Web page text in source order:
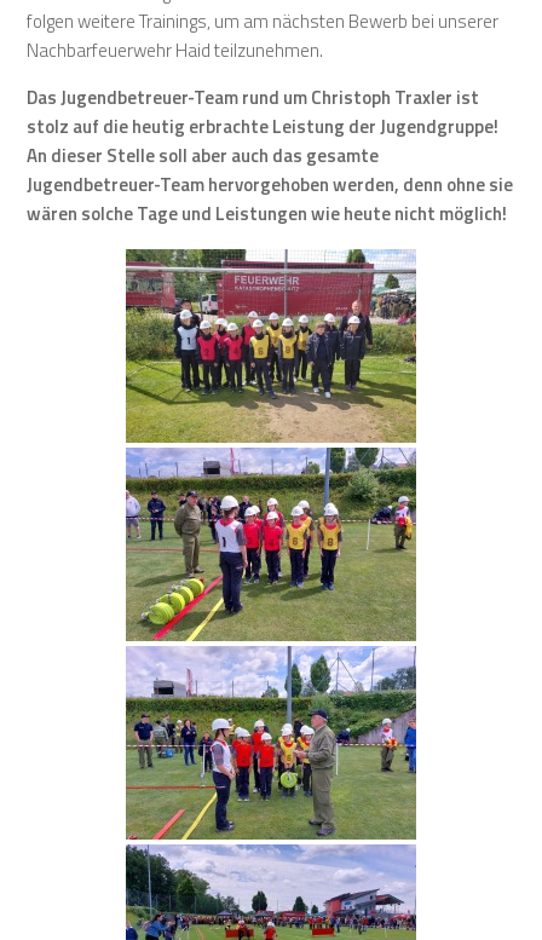
folgen weitere Trainings, um am nächsten Bewerb bei unserer
Nachbarfeuerwehr Haid teilzunehmen.
Das Jugendbetreuer-Team rund um Christoph Traxler ist
stolz auf die heutig erbrachte Leistung der Jugendgruppe!
An dieser Stelle soll aber auch das gesamte
Jugendbetreuer-Team hervorgehoben werden, denn ohne sie
wären solche Tage und Leistungen wie heute nicht möglich!